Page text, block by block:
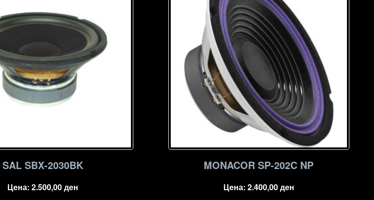
SAL SBX-2030BK
Цена:2.500,00ден
MONACOR SP-202C NP
Цена: 2.400,00ден